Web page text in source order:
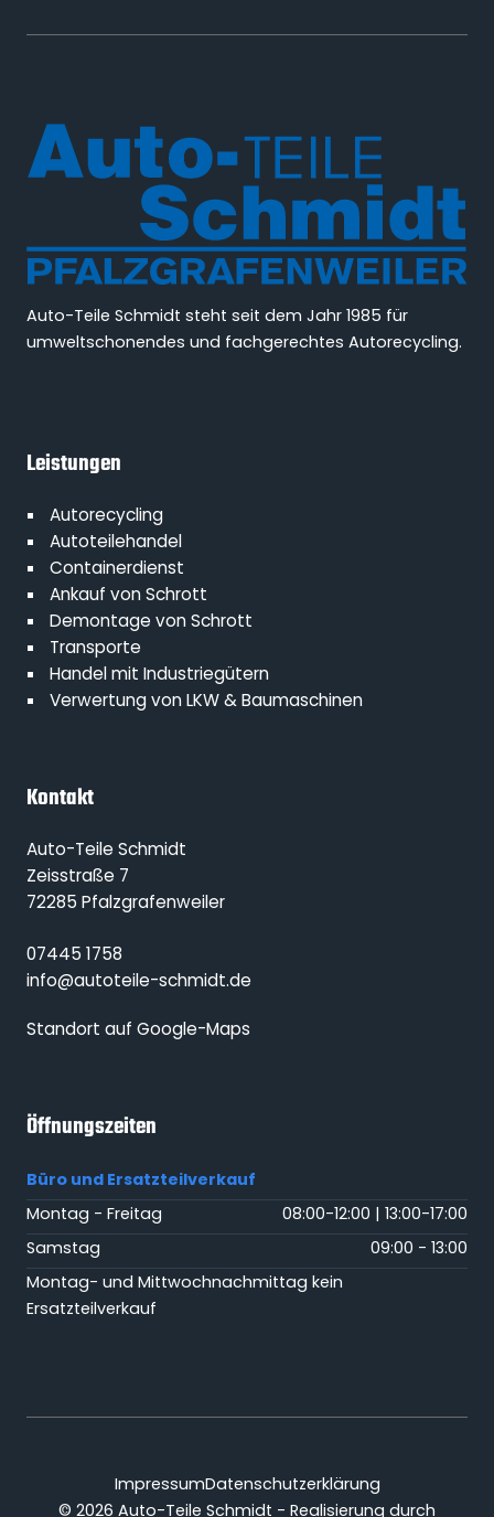
Auto-Teile Schmidt steht seit dem Jahr 1985 für
umweltschonendes und fachgerechtes Autorecycling.
Leistungen
Autorecycling
Autoteilehandel
Containerdienst
Ankauf von Schrott
Demontage von Schrott
Transporte
Handel mit Industriegütern
Verwertung von LKW & Baumaschinen
Kontakt
Auto-Teile Schmidt
Zeisstraße 7
72285 Pfalzgrafenweiler
07445 1758
info@autoteile-schmidt.de
Standort auf Google-Maps
Öffnungszeiten
Büro und Ersatzteilverkauf
Montag - Freitag
08:00-12:00 | 13:00-17:00
Samstag
09:00 - 13:00
Montag- und Mittwochnachmittag kein
Ersatzteilverkauf
© 2026 Auto-Teile Schmidt - Realisierung durch
ImpressumDatenschutzerklärung